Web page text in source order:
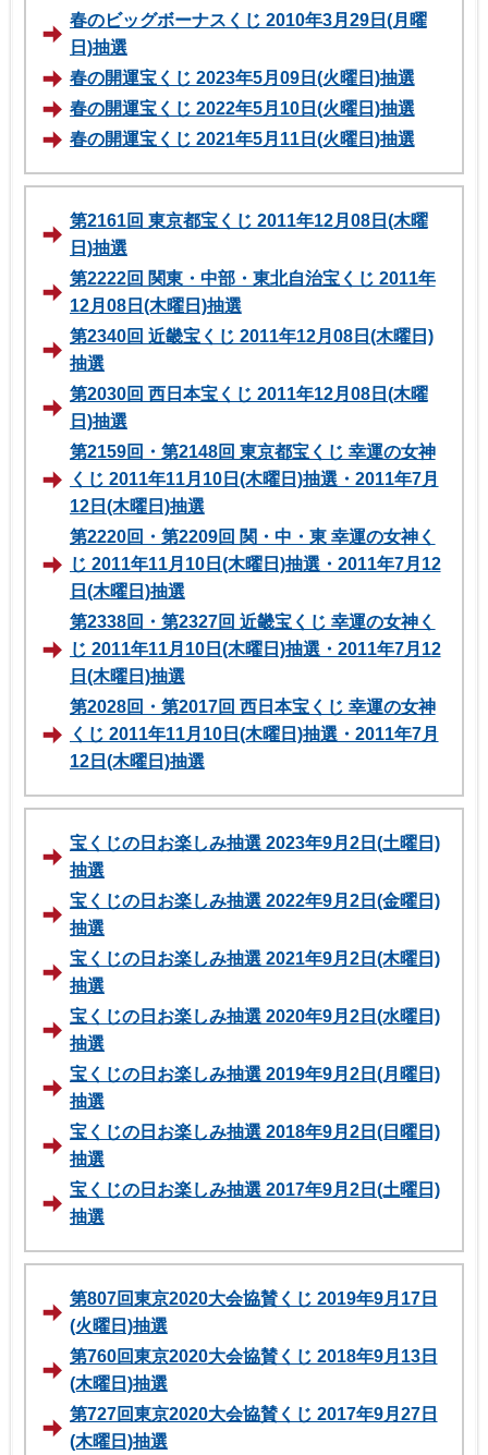
春のビッグボーナスくじ 2010年3月29日(月曜
日)抽選
春の開運宝くじ 2023年5月09日(火曜日)抽選
春の開運宝くじ 2022年5月10日(火曜日)抽選
春の開運宝くじ 2021年5月11日(火曜日)抽選
第2161回 東京都宝くじ 2011年12月08日(木曜
日)抽選
第2222回 関東・中部・東北自治宝くじ 2011年
12月08日(木曜日)抽選
第2340回 近畿宝くじ 2011年12月08日(木曜日)
抽選
第2030回 西日本宝くじ 2011年12月08日(木曜
日)抽選
第2159回・第2148回 東京都宝くじ 幸運の女神
くじ 2011年11月10日(木曜日)抽選・2011年7月
12日(木曜日)抽選
第2220回・第2209回 関・中・東 幸運の女神く
じ 2011年11月10日(木曜日)抽選・2011年7月12
日(木曜日)抽選
第2338回・第2327回 近畿宝くじ 幸運の女神く
じ 2011年11月10日(木曜日)抽選・2011年7月12
日(木曜日)抽選
第2028回・第2017回 西日本宝くじ 幸運の女神
くじ 2011年11月10日(木曜日)抽選・2011年7月
12日(木曜日)抽選
宝くじの日お楽しみ抽選 2023年9月2日(土曜日)
抽選
宝くじの日お楽しみ抽選 2022年9月2日(金曜日)
抽選
宝くじの日お楽しみ抽選 2021年9月2日(木曜日)
抽選
宝くじの日お楽しみ抽選 2020年9月2日(水曜日)
抽選
宝くじの日お楽しみ抽選 2019年9月2日(月曜日)
抽選
宝くじの日お楽しみ抽選 2018年9月2日(日曜日)
抽選
宝くじの日お楽しみ抽選 2017年9月2日(土曜日)
抽選
第807回東京2020大会協賛くじ 2019年9月17日
(火曜日)抽選
第760回東京2020大会協賛くじ 2018年9月13日
(木曜日)抽選
第727回東京2020大会協賛くじ 2017年9月27日
(木曜日)抽選